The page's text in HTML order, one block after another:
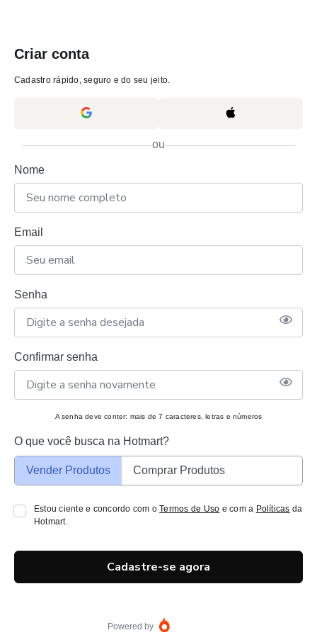
Criar conta
Cadastro rápido, seguro e do seu jeito.
ou
Nome
Email
Senha
Confirmar senha
A senha deve conter: mais de 7 caracteres, letras e números
O que você busca na Hotmart?
Vender Produtos Comprar Produtos
Estou ciente e concordo com oTermos de Uso e com a Políticas da
Hotmart.
Cadastre-se agora
Powered by